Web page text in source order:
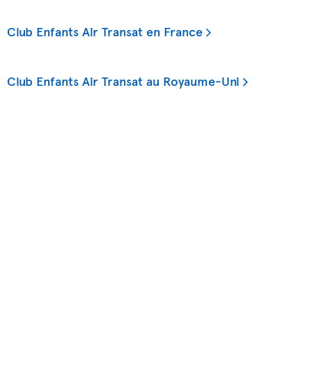
Club Enfants Air Transat en France
Club Enfants Air Transat au Royaume-Uni